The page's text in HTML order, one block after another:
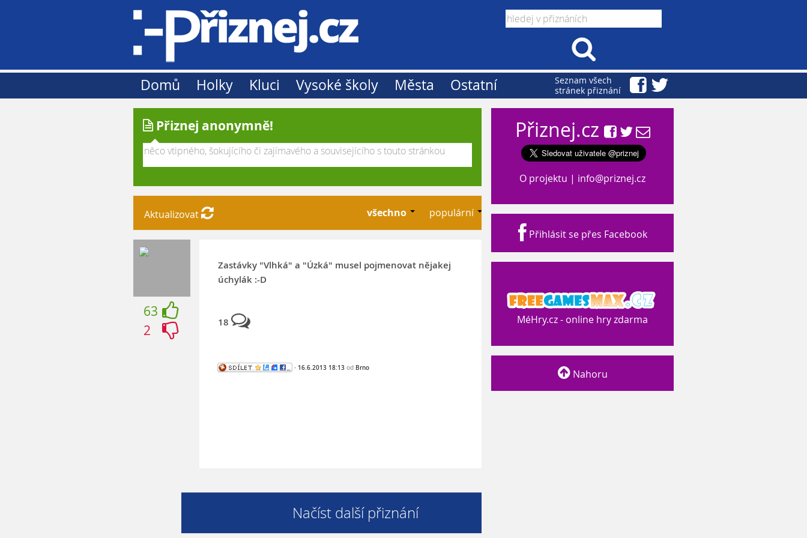
Seznam všech
stránek přiznání
Domů Holky Kluci Vysoké školy Města Ostatní
Přiznej.cz
O projektu | info@priznej.cz
Přihlásit se přes Facebook
MéHry.cz - online hry zdarma
Nahoru
Přiznej anonymně!
Aktualizovat všechno populární
63
2
Zastávky "Vlhká" a "Úzká" musel pojmenovat nějakej
úchylák :-D
18
- 16.6.2013 18:13 od Brno
Načíst další přiznání